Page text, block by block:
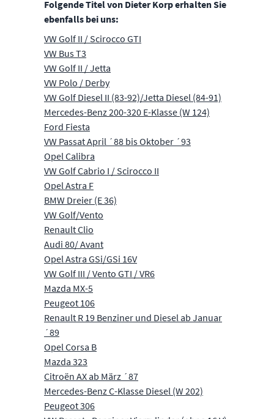
Folgende Titel von Dieter Korp erhalten Sie
ebenfalls bei uns:
VW Golf II / Scirocco GTI
VW Bus T3
VW Golf II / Jetta
VW Polo / Derby
VW Golf Diesel II (83-92)/Jetta Diesel (84-91)
Mercedes-Benz 200-320 E-Klasse (W 124)
Ford Fiesta
VW Passat April ´88 bis Oktober ´93
Opel Calibra
VW Golf Cabrio I / Scirocco II
Opel Astra F
BMW Dreier (E 36)
VW Golf/Vento
Renault Clio
Audi 80/ Avant
Opel Astra GSi/GSi 16V
VW Golf III / Vento GTI / VR6
Mazda MX-5
Peugeot 106
Renault R 19 Benziner und Diesel ab Januar
´89
Opel Corsa B
Mazda 323
Citroën AX ab März ´87
Mercedes-Benz C-Klasse Diesel (W 202)
Peugeot 306